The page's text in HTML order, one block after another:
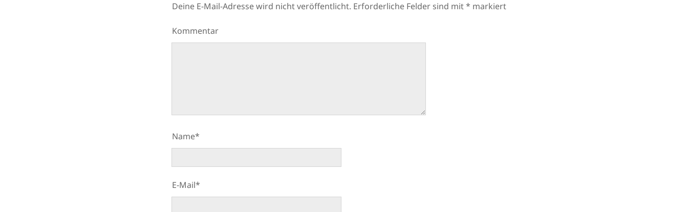
Deine E-Mail-Adresse wird nicht veröffentlicht. Erforderliche Felder sind mit* markiert
Kommentar
Name*
E-Mail*